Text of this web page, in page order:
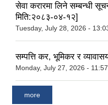
सेवा करारमा लिने सम्बन्धी
मिति:२०८३-०४-१२]
Tuesday, July 28, 2026 -
सम्पत्ति कर, भूमिकर र
Monday, July 27, 2026 - 11:57
more